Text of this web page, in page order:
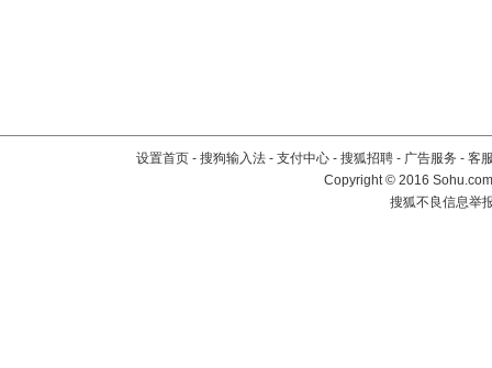
设置首页 - 搜狗输入法 - 支付中心 - 搜狐招聘 - 广告服务 - 客
Copyright©2016
搜狐不良信息举